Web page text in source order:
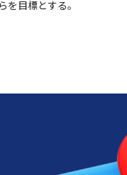
目標とする。